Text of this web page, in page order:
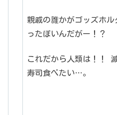
親戚の誰かがゴッズホル
ったぽいんだがー！？
これだから人類は！！
寿司食べたい…。